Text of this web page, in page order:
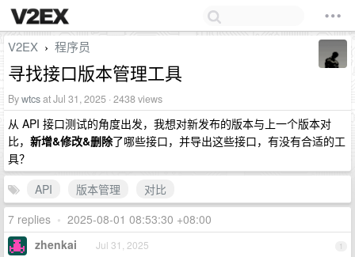
V2EX › 程序员
寻找接口版本管理工具
Bywtcsat Jul 31, 2025 · 2438 views
从 API 接口测试的角度出发，我想对新发布的版本与上一个版本对
比， 新增&修改&删除了哪些接口，并导出这些接口，有没有合适的工
具？
API
版本管理
对比
7 replies • 2025-08-01 08:53:30 +08:00
1
zhenkai Jul 31, 2025